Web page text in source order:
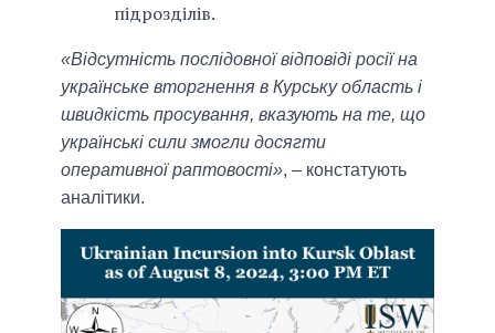
підрозділів.
«Відсутність послідовної відповіді росії на
українське вторгнення в Курську область і
швидкість просування, вказують на те, що
українські сили змогли досягти
оперативної раптовості», – констатують
аналітики.